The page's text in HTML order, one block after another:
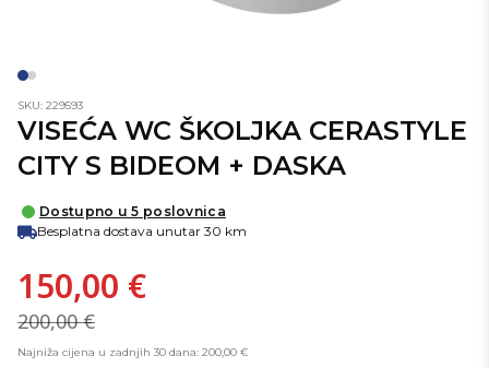
SKU: 229593
VISEĆA WC ŠKOLJKA CERASTYLE
CITY S BIDEOM + DASKA
Dostupno u 5 poslovnica
Besplatna dostava unutar 30 km
150,00 €
200,00 €
Najniža cijena u zadnjih 30 dana: 200,00 €